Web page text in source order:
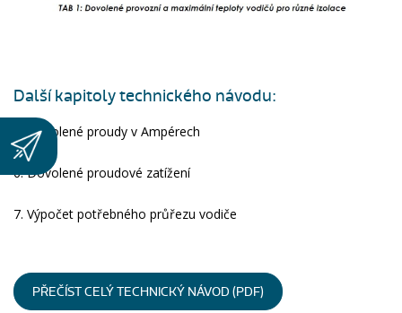
Další kapitoly technického návodu:
5. Dovolené proudy v Ampérech
6. Dovolené proudové zatížení
7. Výpočet potřebného průřezu vodiče
PŘEČÍST CELÝ TECHNICKÝ NÁVOD (PDF)